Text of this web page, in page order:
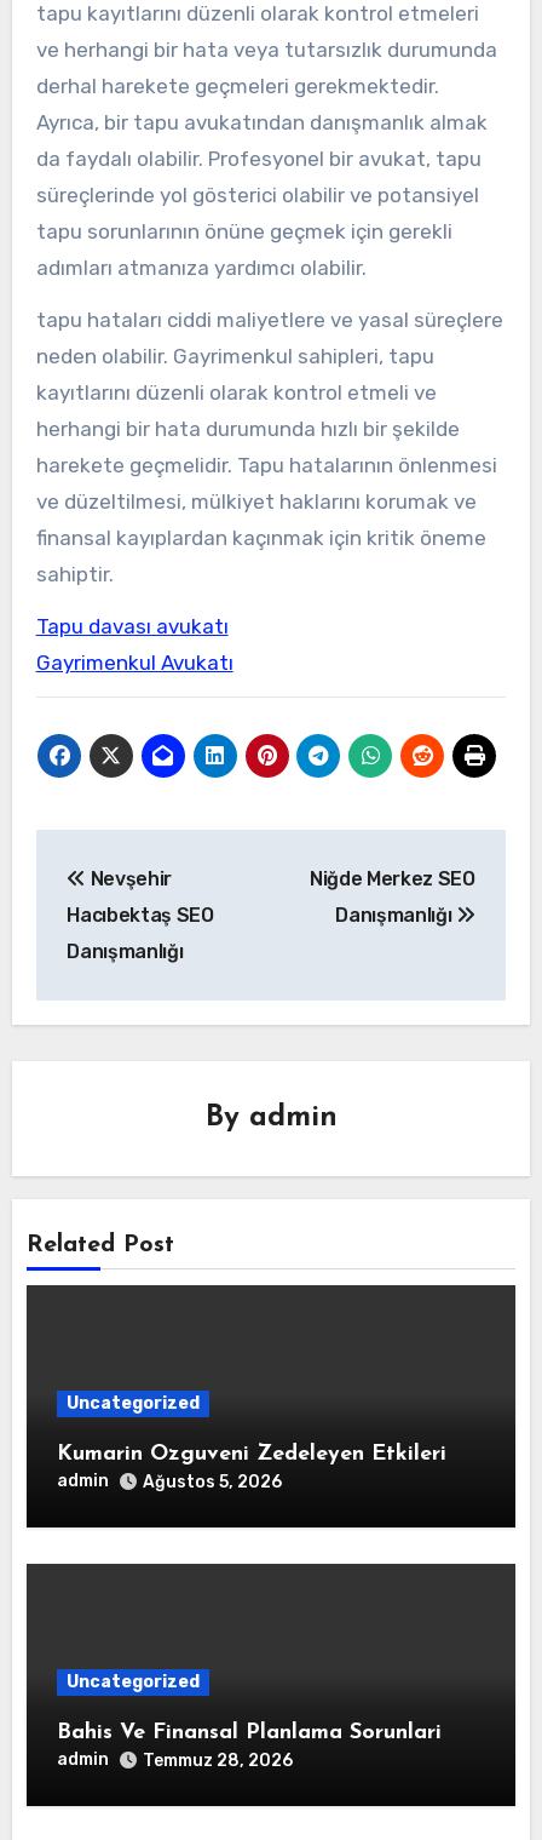
tapu kayıtlarını düzenli olarak kontrol etmeleri
ve herhangi bir hata veya tutarsızlık durumunda
derhal harekete geçmeleri gerekmektedir.
Ayrıca, bir tapu avukatından danışmanlık almak
da faydalı olabilir. Profesyonel bir avukat, tapu
süreçlerinde yol gösterici olabilir ve potansiyel
tapu sorunlarının önüne geçmek için gerekli
adımları atmanıza yardımcı olabilir.
tapu hataları ciddi maliyetlere ve yasal süreçlere
neden olabilir. Gayrimenkul sahipleri, tapu
kayıtlarını düzenli olarak kontrol etmeli ve
herhangi bir hata durumunda hızlı bir şekilde
harekete geçmelidir. Tapu hatalarının önlenmesi
ve düzeltilmesi, mülkiyet haklarını korumak ve
finansal kayıplardan kaçınmak için kritik öneme
sahiptir.
Tapu davası avukatı
Gayrimenkul Avukatı
gezinmesi
Nevşehir
Hacıbektaş SEO
Danışmanlığı
Niğde Merkez SEO
Danışmanlığı
By admin
Related Post
Uncategorized
Kumarin Ozguveni Zedeleyen Etkileri
admin Ağustos 5, 2026
Uncategorized
Bahis Ve Finansal Planlama Sorunlari
admin Temmuz 28, 2026